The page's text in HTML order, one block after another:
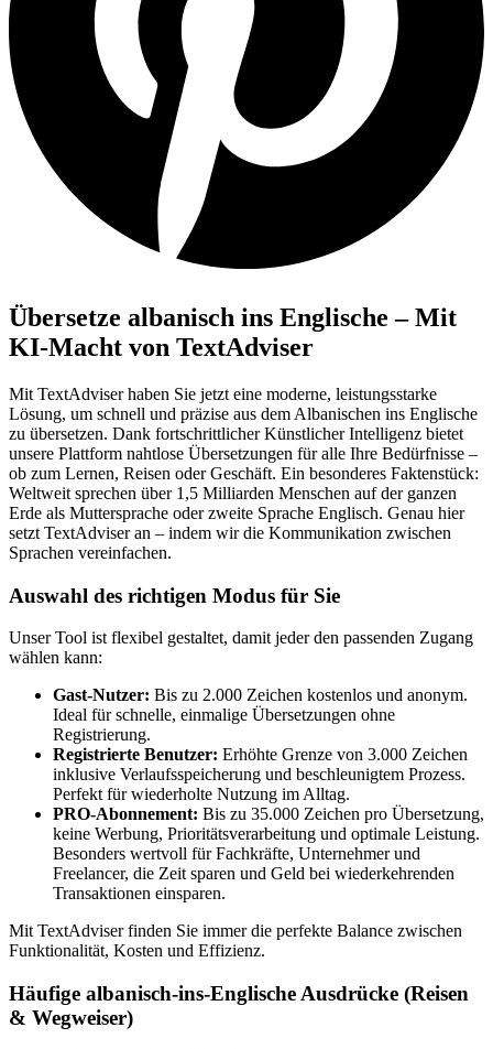
Übersetze albanisch ins Englische – Mit
KI-Macht von TextAdviser
Mit TextAdviser haben Sie jetzt eine moderne, leistungsstarke
Lösung, um schnell und präzise aus dem Albanischen ins Englische
zu übersetzen. Dank fortschrittlicher Künstlicher Intelligenz bietet
unsere Plattform nahtlose Übersetzungen für alle Ihre Bedürfnisse –
ob zum Lernen, Reisen oder Geschäft. Ein besonderes Faktenstück:
Weltweit sprechen über 1,5 Milliarden Menschen auf der ganzen
Erde als Muttersprache oder zweite Sprache Englisch. Genau hier
setzt TextAdviser an – indem wir die Kommunikation zwischen
Sprachen vereinfachen.
Auswahl des richtigen Modus für Sie
Unser Tool ist flexibel gestaltet, damit jeder den passenden Zugang
wählen kann:
Gast-Nutzer: Bis zu 2.000 Zeichen kostenlos und anonym.
Ideal für schnelle, einmalige Übersetzungen ohne
Registrierung.
Registrierte Benutzer: Erhöhte Grenze von 3.000 Zeichen
inklusive Verlaufsspeicherung und beschleunigtem Prozess.
Perfekt für wiederholte Nutzung im Alltag.
PRO-Abonnement: Bis zu 35.000 Zeichen pro Übersetzung,
keine Werbung, Prioritätsverarbeitung und optimale Leistung.
Besonders wertvoll für Fachkräfte, Unternehmer und
Freelancer, die Zeit sparen und Geld bei wiederkehrenden
Transaktionen einsparen.
Mit TextAdviser finden Sie immer die perfekte Balance zwischen
Funktionalität, Kosten und Effizienz.
Häufige albanisch-ins-Englische Ausdrücke (Reisen
& Wegweiser)